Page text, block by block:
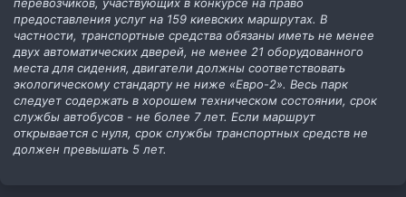
предоставления услуг на 159 киевских маршрутах. В
частности, транспортные средства обязаны иметь не менее
двух автоматических дверей, не менее 21 оборудованного
места для сидения, двигатели должны соответствовать
экологическому стандарту не ниже «Евро-2». Весь парк
следует содержать в хорошем техническом состоянии, срок
службы автобусов - не более 7 лет. Если маршрут
открывается с нуля, срок службы транспортных средств не
должен превышать 5 лет.